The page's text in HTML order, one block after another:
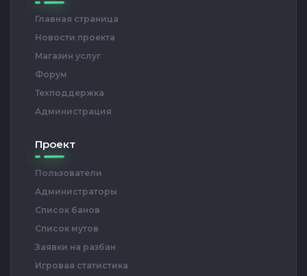
Главная страница
Новости проекта
Магазин услуг
Форум
Техподдержка
Администрация
Проект
Пользователи
Администраторы
Список банов
Список мутов
Заявки на разбан
Игровая статистика